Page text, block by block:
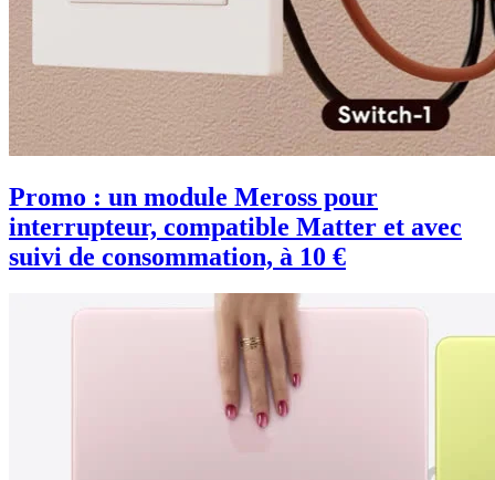
Promo : un module Meross pour
interrupteur, compatible Matter et avec
suivi de consommation, à 10 €